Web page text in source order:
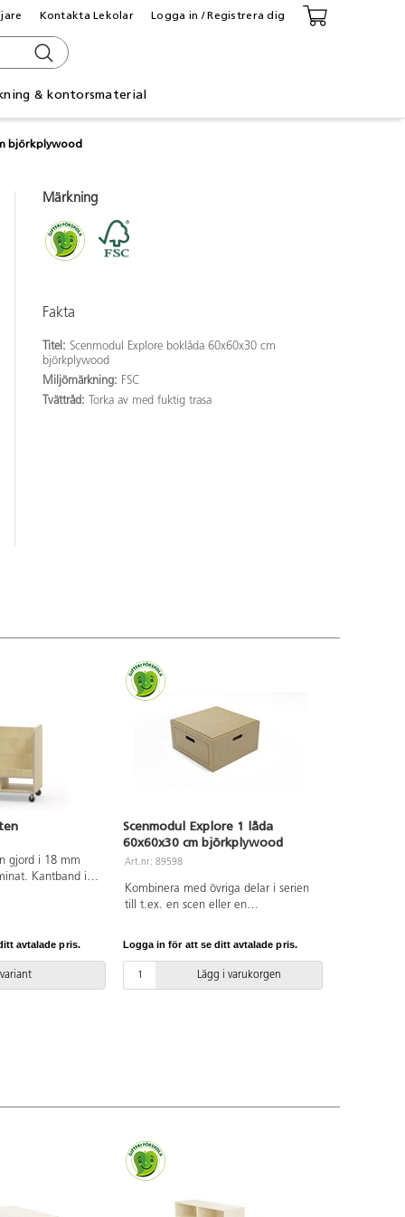
& kontorsmaterial
Kontakta Lekolar Logga in / Registrera dig
björkplywood
Märkning
Fakta
Titel:Scenmodul Explore boklåda 60x60x30 cm
björkplywood
Miljömärkning: FSC
Tvättråd:
Torka av med fuktig trasa
gjord i 18 mm
Kantband i
på de två främre
bakkanten är 18
12 cm. Fackmått
bredd 37 cm.
avtalade pris.
Scenmodul Explore 1 låda
60x60x30 cm björkplywood
Art.nr: 89598
Kombinera med övriga delar i serien
till t.ex. en scen eller en
Logga in för att se ditt avtalade pris.
Lägg i varukorgen